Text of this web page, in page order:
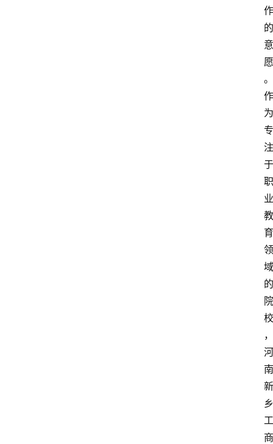
作
的
意
愿
。
作
为
专
注
于
职
业
教
育
领
域
的
院
校
，
河
南
新
乡
工
商